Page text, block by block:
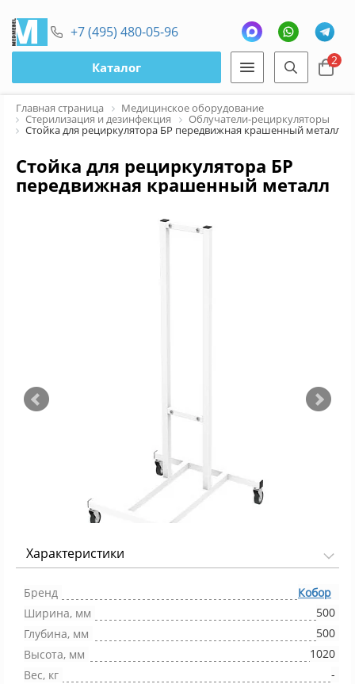
+7 (495) 480-05-96
Каталог 2
Главная страница Медицинское оборудование
Стерилизация и дезинфекция Облучатели-рециркуляторы
Стойка для рециркулятора БР передвижная крашенный металл
Стойка для рециркулятора БР
передвижная крашенный металл
Характеристики
Бренд
Кобор
Ширина, мм
500
Глубина, мм
500
Высота, мм
1020
Вес, кг
-